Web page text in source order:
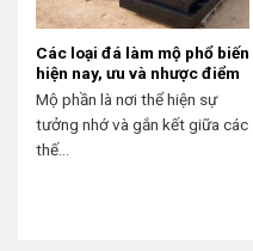
Các loại đá làm mộ phổ biến
hiện nay, ưu và nhược điểm
Mộ phần là nơi thể hiện sự
tưởng nhớ và gắn kết giữa các
thế...